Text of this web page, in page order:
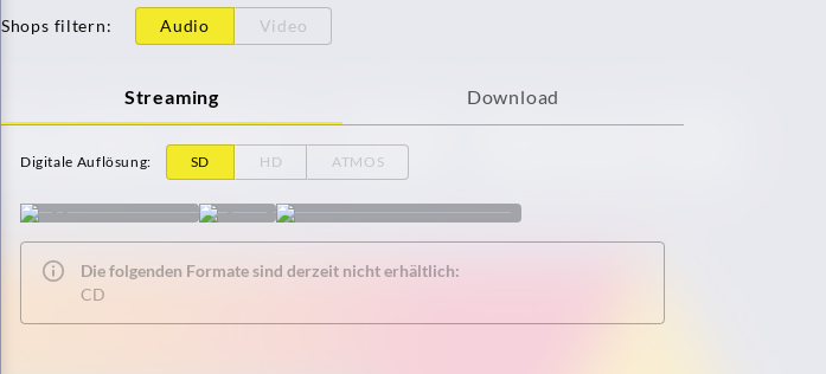
Shops filtern: Audio Video
Streaming Download
Digitale Auflösung: SD HD ATMOS
Die folgenden Formate sind derzeit nicht erhältlich:
CD